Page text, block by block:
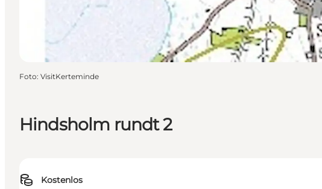
Hindsholm rundt 2
Kostenlos
Foto: VisitKerteminde